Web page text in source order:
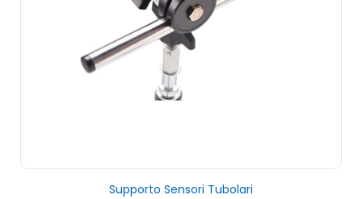
Supporto Sensori Tubolari